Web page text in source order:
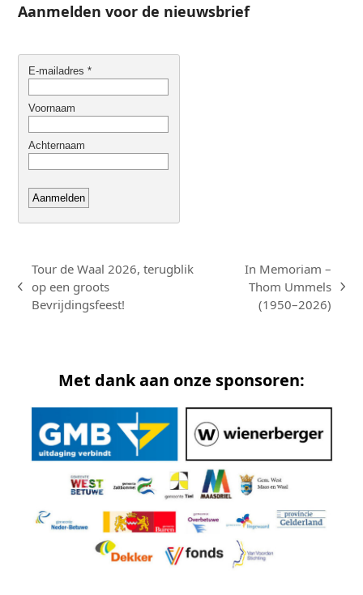
Aanmelden voor de nieuwsbrief
previous
post:
Tour de Waal 2026, terugblik
op een groots
Bevrijdingsfeest!
In Memoriam –
Thom Ummels
(1950–2026)
Met dank aan onze sponsoren: